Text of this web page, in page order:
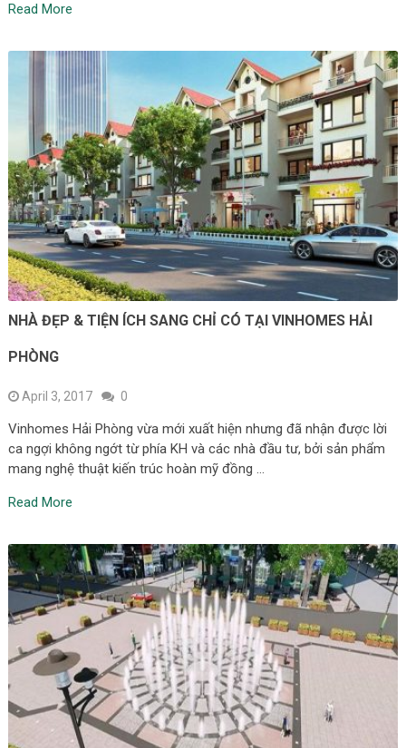
Read More
NHÀ ĐẸP & TIỆN ÍCH SANG CHỈ CÓ TẠI VINHOMES HẢI
PHÒNG
April 3, 2017 0
Vinhomes Hải Phòng vừa mới xuất hiện nhưng đã nhận được lời
ca ngợi không ngớt từ phía KH và các nhà đầu tư, bởi sản phẩm
mang nghệ thuật kiến trúc hoàn mỹ đồng …
Read More